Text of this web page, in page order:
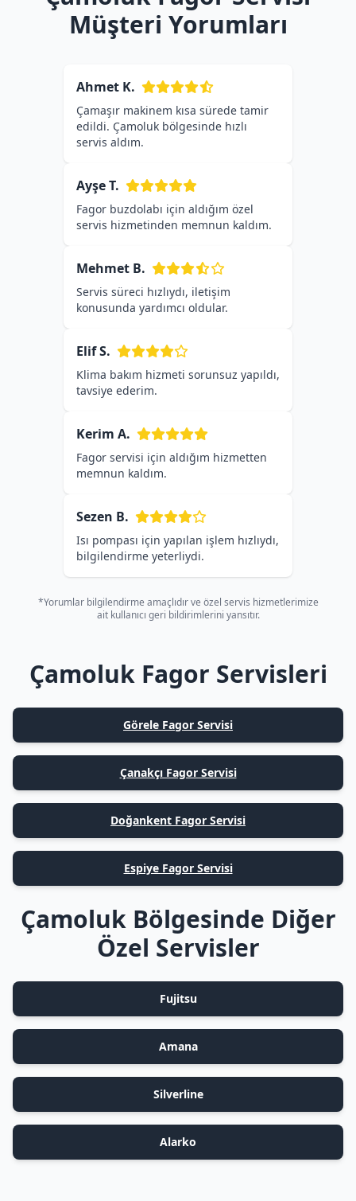
Müşteri Yorumları
Ahmet K.
Çamaşır makinem kısa sürede tamir
edildi. Çamoluk bölgesinde hızlı
servis aldım.
Ayşe T.
Fagor buzdolabı için aldığım özel
servis hizmetinden memnun kaldım.
Mehmet B.
Servis süreci hızlıydı, iletişim
konusunda yardımcı oldular.
Elif S.
Klima bakım hizmeti sorunsuz yapıldı,
tavsiye ederim.
Kerim A.
Fagor servisi için aldığım hizmetten
memnun kaldım.
Sezen B.
Isı pompası için yapılan işlem hızlıydı,
bilgilendirme yeterliydi.
*Yorumlar bilgilendirme amaçlıdır ve özel servis hizmetlerimize
ait kullanıcı geri bildirimlerini yansıtır.
Çamoluk Fagor Servisleri
Görele Fagor Servisi
Çanakçı Fagor Servisi
Doğankent Fagor Servisi
Espiye Fagor Servisi
Çamoluk Bölgesinde Diğer
Özel Servisler
Fujitsu
Amana
Silverline
Alarko